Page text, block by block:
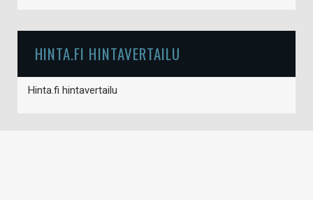
HINTA.FI HINTAVERTAILU
Hinta.fi hintavertailu